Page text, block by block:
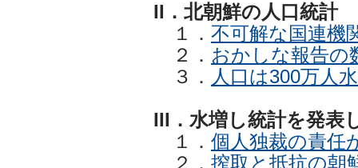
II．北朝鮮の人口統計
１． 不可解な国連機
２． おかしな報告の
３． 人口は300万人
III．水増し統計を発表
１． 個人独裁の責任
２． 搾取と抵抗の朝